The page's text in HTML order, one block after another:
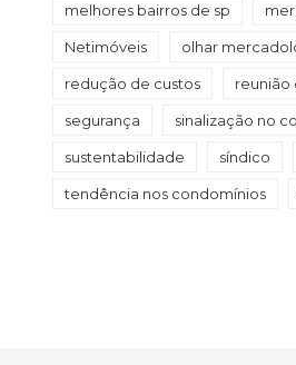
melhores bairros de sp
Netimóveis olhar
redução de custos reunião
segurança sinalização no
sustentabilidade síndico
tendência nos condomínios